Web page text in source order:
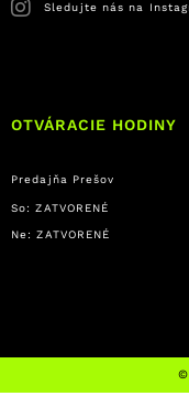
Sledujte nás na
OTVÁRACIE HODINY
Predajňa Prešov
So: ZATVORENÉ
Ne: ZATVORENÉ
©